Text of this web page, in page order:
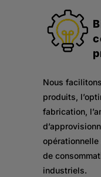
Nous
produits,
fabrication,
de
industriels.